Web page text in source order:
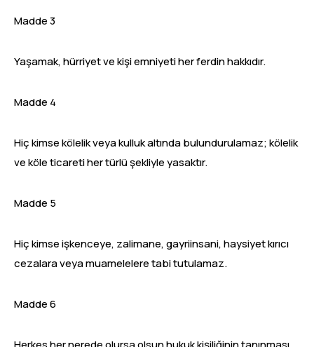
Madde 3
Yaşamak, hürriyet ve kişi emniyeti her ferdin hakkıdır.
Madde 4
Hiç kimse kölelik veya kulluk altında bulundurulamaz; kölelik
ve köle ticareti her türlü şekliyle yasaktır.
Madde 5
Hiç kimse işkenceye, zalimane, gayriinsani, haysiyet kırıcı
cezalara veya muamelelere tabi tutulamaz.
Madde 6